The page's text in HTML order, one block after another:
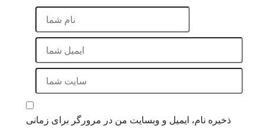
ذخیره نام، ایمیل و وبسایت من در مرورگر برای زمانی